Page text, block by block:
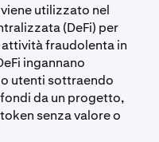
utilizzato nel
(DeFi) per
fraudolenta in
ingannano
utenti sottraendo
da un progetto,
senza valore o